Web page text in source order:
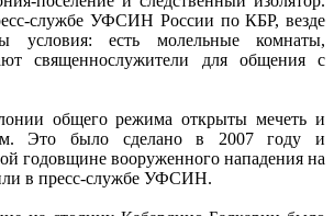
службе УФСИН России по КБР, везде
условия: есть молельные комнаты,
священнослужители для общения с
общего режима открыты мечеть и
Это было сделано в 2007 году и
годовщине вооруженного нападения на
в пресс-службе УФСИН.